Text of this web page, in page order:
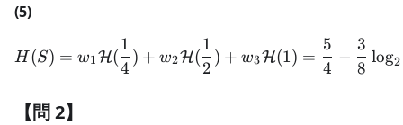
(5)
H(S) =
H (S) = w1H(
4
1
) + w2H(
2
1
) + w3H(1) =
4
5
−
8
3
log2
【問 2】